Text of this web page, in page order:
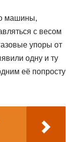
машины,
с весом
упоры от
одну и ту
её попросту